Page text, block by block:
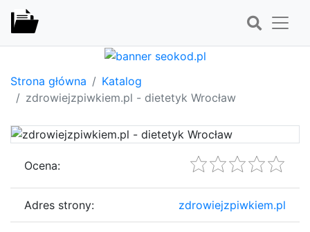
Strona główna
Katalog
zdrowiejzpiwkiem.pl - dietetyk Wrocław
Ocena:
Adres strony: zdrowiejzpiwkiem.pl